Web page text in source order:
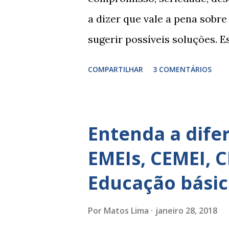
a dizer que vale a pena
sugerir possíveis soluções.
para ações apresentadas,
PALAVRAS E EXPRESSÕES
Você escreve O aluno não
COMPARTILHAR 3 COMENTÁRIOS
Entenda a
EMEIs, CEMEI,
Educação
Por Matos Lima janeiro 28, 2018